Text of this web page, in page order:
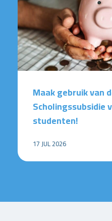
Maak gebruik van
Scholingssubsidie
studenten!
17 JUL 2026